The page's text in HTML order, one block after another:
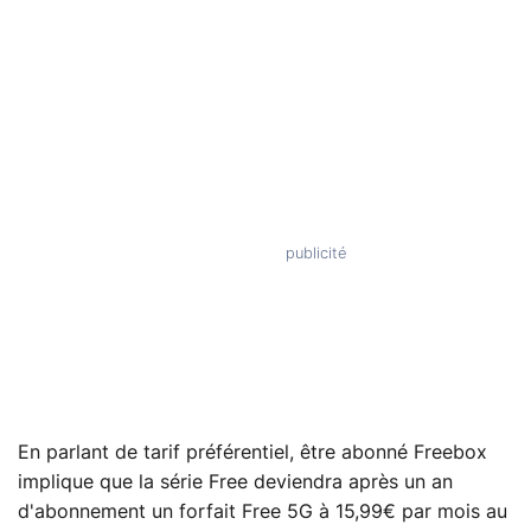
En parlant de tarif préférentiel, être abonné Freebox
implique que la série Free deviendra après un an
d'abonnement un forfait Free 5G à 15,99€ par mois au